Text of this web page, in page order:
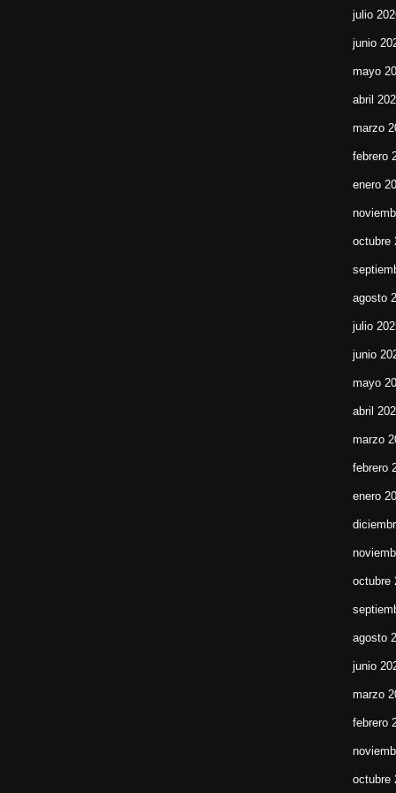
julio
junio
mayo
abril
marzo
febrero
enero
octubre
agosto
julio
junio
mayo
abril
marzo
febrero
enero
octubre
agosto
junio
marzo
febrero
octubre